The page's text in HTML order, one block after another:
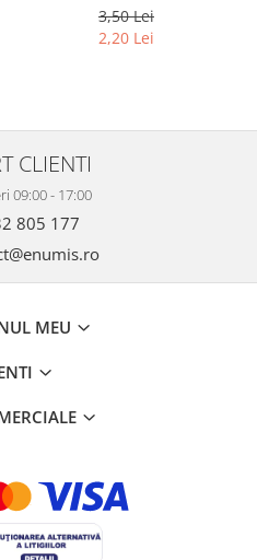
Grande(A4), cod SH312, 3
compartimente
3,50 Lei
2,20 Lei
CLIENTI
09:00 - 17:00
805 177
MEU